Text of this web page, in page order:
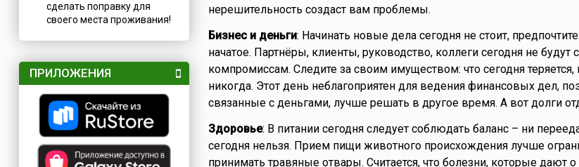
сделать поправку для
своего места проживания!
ПРИЛОЖЕНИЯ
нерешительность создаст вам проблемы.
Бизнес и деньги: Начинать новые дела сегодня не стоит,
начатое. Партнёры, клиенты, руководство, коллеги сегодня не будут
компромиссам. Следите за своим имуществом: что сегодня теряется,
никогда. Этот день неблагоприятен для ведения финансовых дел,
связанные с деньгами, лучше решать в другое время. А вот долги
Здоровье: В питании сегодня следует соблюдать баланс – ни
сегодня нельзя. Прием пищи животного происхождения лучше
принимать травяные отвары. Считается, что болезни, которые дают о